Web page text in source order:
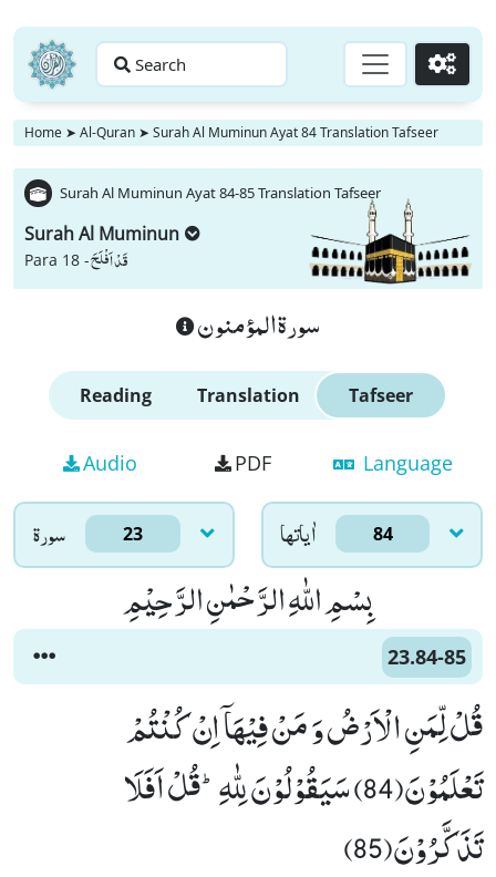
Search Go
Home ➤ Al-Quran ➤ Surah Al Muminun Ayat 84 Translation Tafseer
Surah Al Muminun Ayat 84-85 Translation Tafseer
Surah Al Muminun
Para 18 -قَدْ اَفْلَحَ
سورة المؤمنون
Reading Translation Tafseer
Audio PDF Language
سورۃ 23 اٰياتها 84
بِسْمِ اللّٰهِ الرَّحْمٰنِ الرَّحِیْمِ
23.84-85
قُلْ لِّمَنِ الْاَرْضُ وَ مَنْ فِیْهَاۤ اِنْ كُنْتُمْ
تَعْلَمُوْنَ(84) سَیَقُوْلُوْنَ لِلّٰهِؕ-قُلْ اَفَلَا
تَذَكَّرُوْنَ(85)